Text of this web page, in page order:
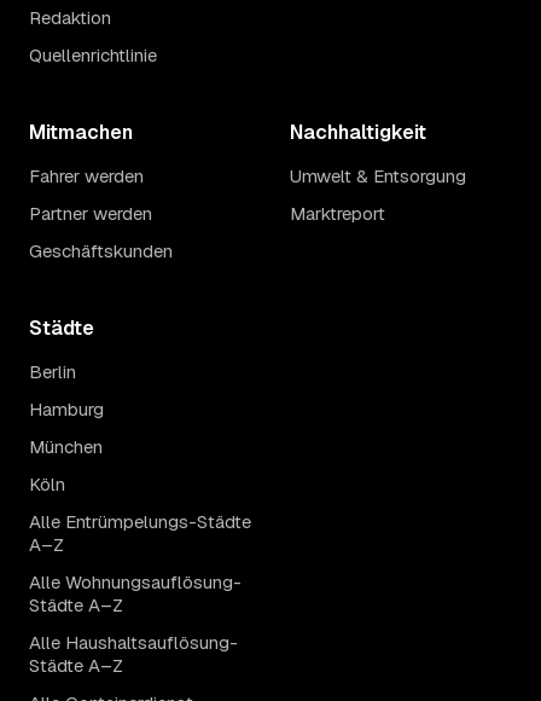
Redaktion
Quellenrichtlinie
Mitmachen
Fahrer werden
Partner werden
Geschäftskunden
Nachhaltigkeit
Umwelt & Entsorgung
Marktreport
Städte
Berlin
Hamburg
München
Köln
Alle Entrümpelungs-Städte
A–Z
Alle Wohnungsauflösung-
Städte A–Z
Alle Haushaltsauflösung-
Städte A–Z